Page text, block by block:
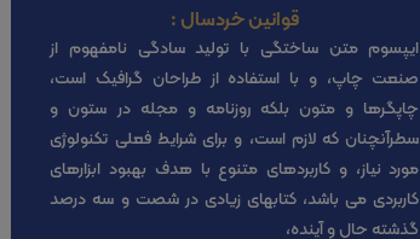
قوانین خردسال :
ایپسوم متن ساختگی با تولید سادگی نامفهوم از
صنعت چاپ، و با استفاده از طراحان گرافیک است،
چاپگرها و متون بلکه روزنامه و مجله در ستون و
سطرآنچنان که لازم است، و برای شرایط فعلی تکنولوژی
مورد نیاز، و کاربردهای متنوع با هدف بهبود ابزارهای
کاربردی می باشد، کتابهای زیادی در شصت و سه درصد
گذشته حال و آینده،